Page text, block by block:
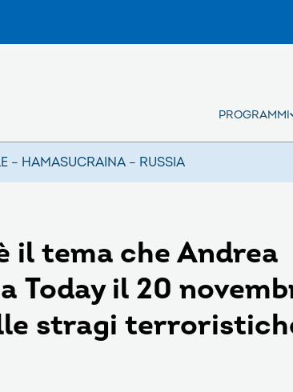
PROGRAMMI
– HAMASUCRAINA – RUSSIA
il tema che Andrea
Today il 20
stragi